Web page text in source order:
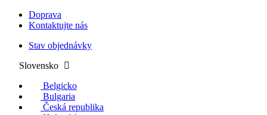
Doprava
Kontaktujte nás
Stav objednávky
Slovensko
Belgicko
Bulgaria
Česká republika